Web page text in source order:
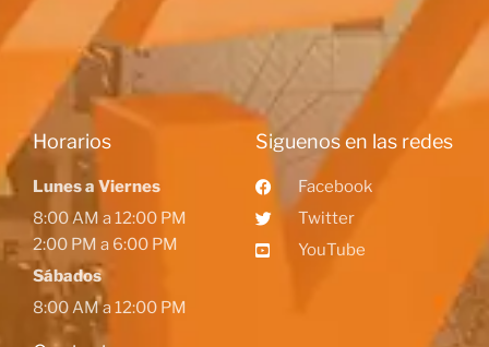
Horarios
Lunes a Viernes
8:00 AM a 12:00 PM
2:00 PM a 6:00 PM
Sábados
8:00 AM a 12:00 PM
Siguenos en las redes
Facebook
Twitter
YouTube